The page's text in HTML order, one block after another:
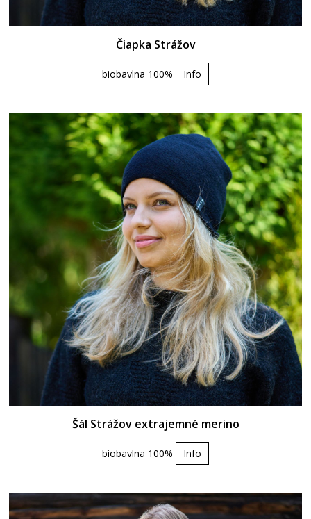
Čiapka Strážov
biobavlna 100% Info
Šál Strážov extrajemné merino
biobavlna 100% Info